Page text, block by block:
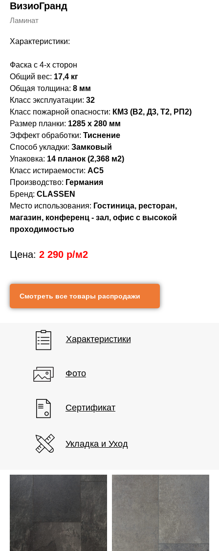
ВизиоГранд
Ламинат
Характеристики:
Фаска с 4-х сторон
Общий вес: 17,4 кг
Общая толщина: 8 мм
Класс эксплуатации: 32
Класс пожарной опасности: КМ3 (В2, Д3, Т2, РП2)
Размер планки: 1285 x 280 мм
Эффект обработки: Тиснение
Способ укладки: Замковый
Упаковка: 14 планок (2,368 м2)
Класс истираемости: AC5
Производство: Германия
Бренд: CLASSEN
Место использования: Гостиница, ресторан,
магазин, конференц - зал, офис с высокой
проходимостью
Цена: 2 290 р/м2
Смотреть все товары распродажи
Характеристики
Фото
Сертификат
Укладка и Уход